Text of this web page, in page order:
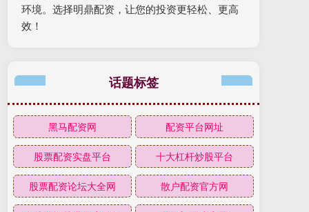
环境。选择明鼎配资，让您的投资更轻松、更高
效！
话题标签
黑马配资网 配资平台网址
股票配资实盘平台 十大杠杆炒股平台
股票配资论坛大全网 散户配资官方网